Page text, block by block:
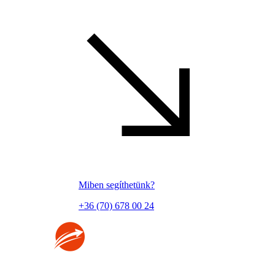
Miben segíthetünk?
+36 (70) 678 00 24